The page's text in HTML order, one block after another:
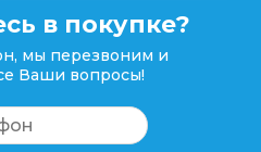
в покупке?
мы перезвоним и
Ваши вопросы!